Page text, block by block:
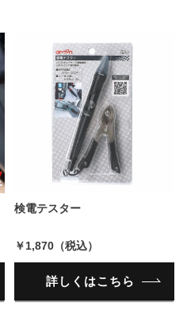
検電テスター
￥1,870（税込）
詳しくはこちら